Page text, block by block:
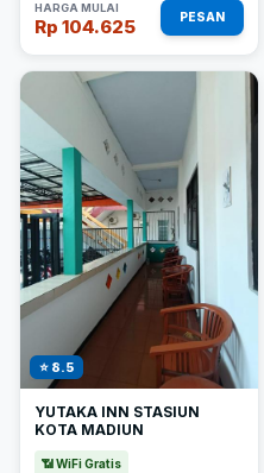
HARGA MULAI
Rp 104.625 PESAN
⭐ 8.5
YUTAKA INN STASIUN
KOTA MADIUN
📶 WiFi Gratis